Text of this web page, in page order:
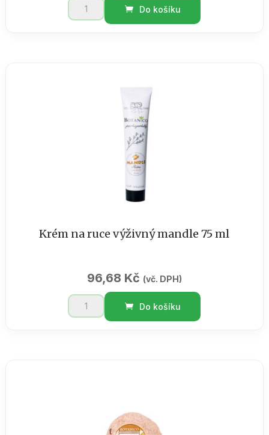
sůl
Do košíku
Krém na ruce výživný mandle 75 ml
96,68 Kč (vč. DPH)
Krém
na
Do košíku